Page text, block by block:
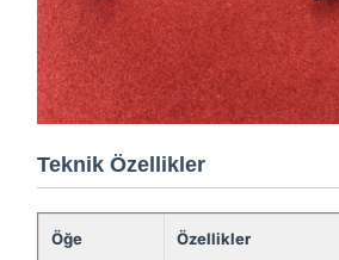
Teknik Özellikler
Öğe Özellikler